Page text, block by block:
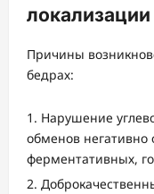
локализации
Причины
бедрах:
Нарушение
обменов негативно
ферментативных,